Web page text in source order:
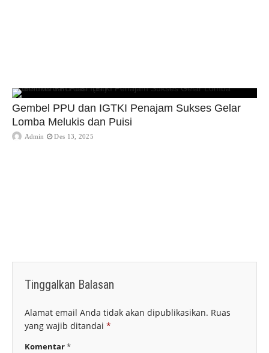
Gembel PPU dan IGTKI Penajam Sukses Gelar
Lomba Melukis dan Puisi
Admin Des 13, 2025
Tinggalkan Balasan
Alamat email Anda tidak akan dipublikasikan. Ruas
yang wajib ditandai *
Komentar*